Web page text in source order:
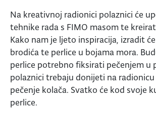
Na kreativnoj radionici polaznici će
tehnike rada s FIMO masom te
Kako nam je ljeto inspiracija, izradit
brodića te perlice u bojama mora.
perlice potrebno fiksirati pečenjem u
polaznici trebaju donijeti na
pečenje kolača. Svatko će kod svoje
perlice.